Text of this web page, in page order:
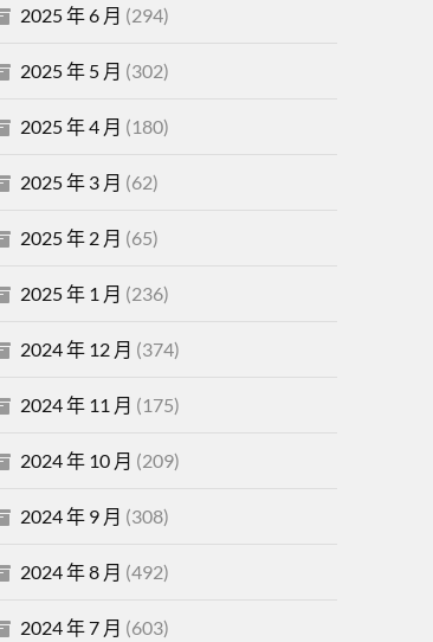
2025 年 6 月 (294)
2025 年 5 月 (302)
2025 年 4 月 (180)
2025 年 3 月 (62)
2025 年 2 月 (65)
2025 年 1 月 (236)
2024 年 12 月 (374)
2024 年 11 月 (175)
2024 年 10 月 (209)
2024 年 9 月 (308)
2024 年 8 月 (492)
2024 年 7 月 (603)